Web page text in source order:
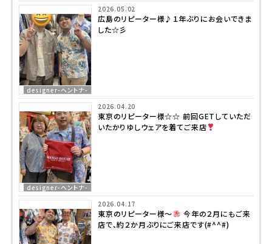
designer-ヘントナ-
2026.05.02
広島のリピーター様♪１年ぶりにお会いできま
した☆彡
designer-ヘントナ-
2026.04.20
東京のリピーター様☆☆ 前回GETしていただ
いたかりゆしウェアを着てご来店
2026.04.17
東京のリピーター様～
今年の２月にもご来
店で、約２か月ぶりにご来店です(#^^#)